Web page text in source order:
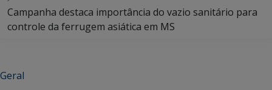
Campanha destaca importância do vazio sanitário para
controle da ferrugem asiática em MS
Geral